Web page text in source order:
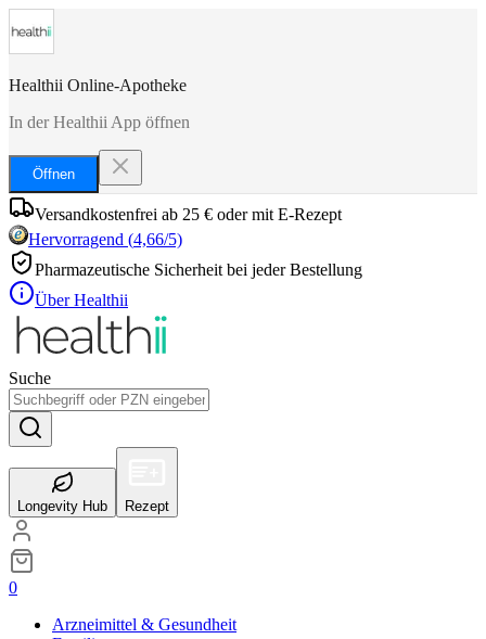
Healthii Online-Apotheke
In der Healthii App öffnen
Öffnen
Versandkostenfrei ab 25 € oder mit E-Rezept
Hervorragend (4,66/5)
Pharmazeutische Sicherheit bei jeder Bestellung
Über Healthii
Suche
Longevity Hub Rezept
0
Arzneimittel & Gesundheit